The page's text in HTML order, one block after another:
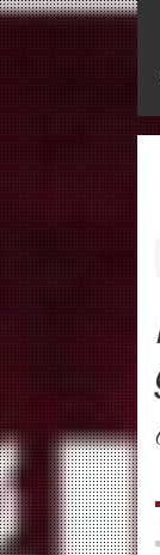
Pasar
al
contenido
principal